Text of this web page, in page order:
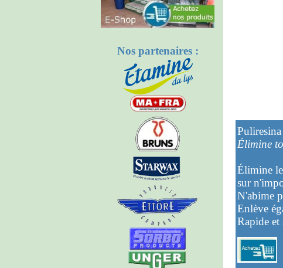
Nos partenaires :
Puliresina
Élimine
Élimine
sur
N'abime
Enlève
Rapide et